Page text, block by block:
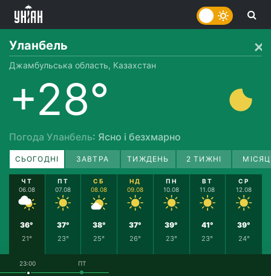
Уланбель
Джамбульська область, Казахстан
+28°
Погода Уланбель: Ясно і безхмарно
СЬОГОДНІ ЗАВТРА ТИЖДЕНЬ 2 ТИЖНІ
ЧТ
06.08
36°
21°
ПТ
07.08
37°
23°
СБ
08.08
38°
25°
НД
09.08
37°
26°
ПН
10.08
39°
23°
ВТ
11.08
41°
23°
СР
12.08
39°
24°
23:00 ПТ